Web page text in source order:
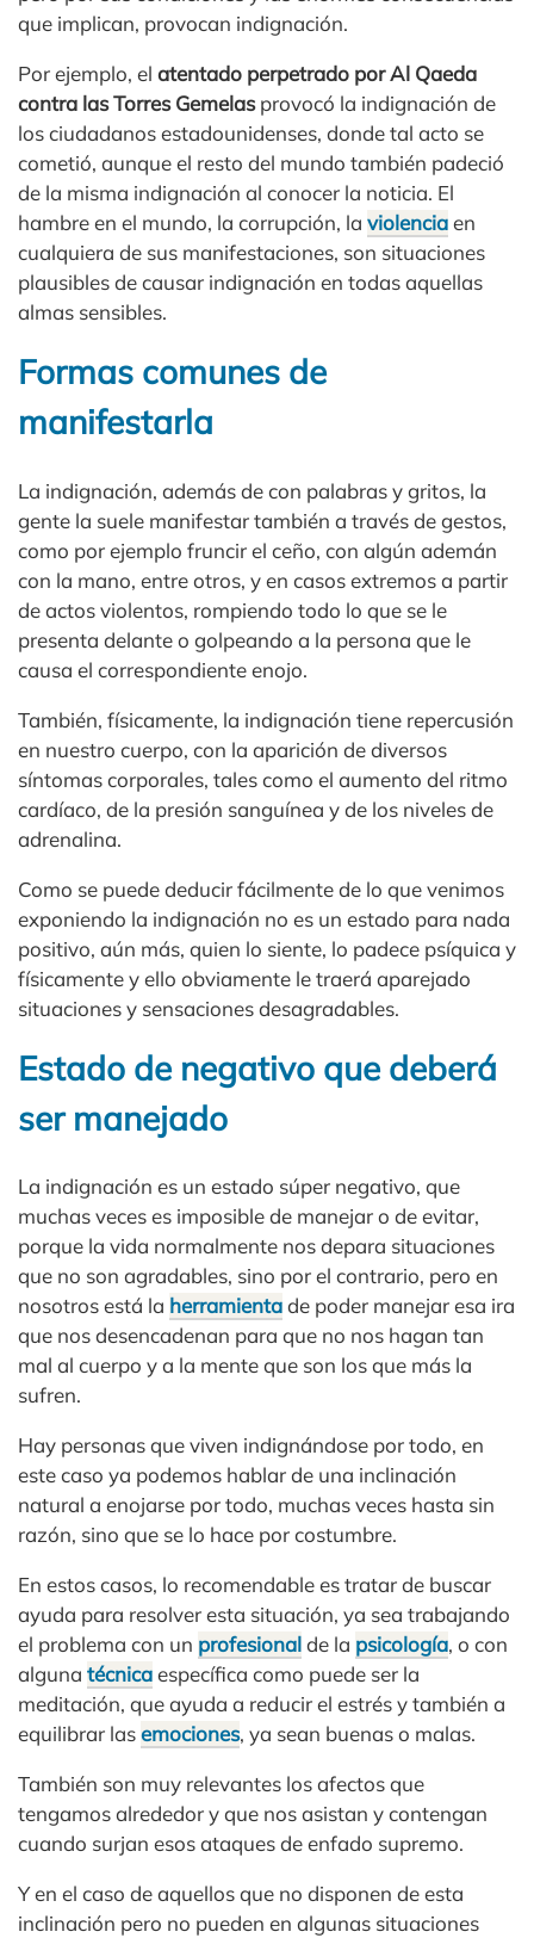
que implican, provocan indignación.
Por ejemplo, el atentado perpetrado por Al Qaeda
contra las Torres Gemelasprovocó la indignación de
los ciudadanos estadounidenses, donde tal acto se
cometió, aunque el resto del mundo también padeció
de la misma indignación al conocer la noticia. El
hambre en el mundo, la corrupción, la violenciaen
cualquiera de sus manifestaciones, son situaciones
plausibles de causar indignación en todas aquellas
almas sensibles.
Formas comunes de
manifestarla
La indignación, además de con palabras y gritos, la
gente la suele manifestar también a través de gestos,
como por ejemplo fruncir el ceño, con algún ademán
con la mano, entre otros, y en casos extremos a partir
de actos violentos, rompiendo todo lo que se le
presenta delante o golpeando a la persona que le
causa el correspondiente enojo.
También, físicamente, la indignación tiene repercusión
en nuestro cuerpo, con la aparición de diversos
síntomas corporales, tales como el aumento del ritmo
cardíaco, de la presión sanguínea y de los niveles de
adrenalina.
Como se puede deducir fácilmente de lo que venimos
exponiendo la indignación no es un estado para nada
positivo, aún más, quien lo siente, lo padece psíquica y
físicamente y ello obviamente le traerá aparejado
situaciones y sensaciones desagradables.
Estado de negativo que deberá
ser manejado
La indignación es un estado súper negativo, que
muchas veces es imposible de manejar o de evitar,
porque la vida normalmente nos depara situaciones
que no son agradables, sino por el contrario, pero en
nosotros está la herramientade poder manejar esa ira
que nos desencadenan para que no nos hagan tan
mal al cuerpo y a la mente que son los que más la
sufren.
Hay personas que viven indignándose por todo, en
este caso ya podemos hablar de una inclinación
natural a enojarse por todo, muchas veces hasta sin
razón, sino que se lo hace por costumbre.
En estos casos, lo recomendable es tratar de buscar
ayuda para resolver esta situación, ya sea trabajando
el problema con un profesionalde la psicología, o con
alguna técnicaespecífica como puede ser la
meditación, que ayuda a reducir el estrés y también a
equilibrar lasemociones, ya sean buenas o malas.
También son muy relevantes los afectos que
tengamos alrededor y que nos asistan y contengan
cuando surjan esos ataques de enfado supremo.
Y en el caso de aquellos que no disponen de esta
inclinación pero no pueden en algunas situaciones